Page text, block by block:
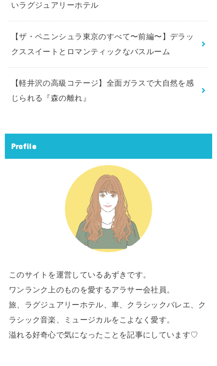
いラグジュアリーホテル
【ザ・ペニンシュラ東京のすべて〜前編〜】デラッ
クススイートとロマンティックなバスルーム
【軽井沢の高級コテージ】全面ガラスで大自然を感
じられる『森の離れ』
Profile
このサイトを運営しているあずきです。
ワンランク上のものを愛するアラサー会社員。
旅、ラグジュアリーホテル、車、クラシックバレエ、ク
ラシック音楽、ミュージカルをこよなく愛す。
溢れる好奇心で気になったことを記事にしています♡